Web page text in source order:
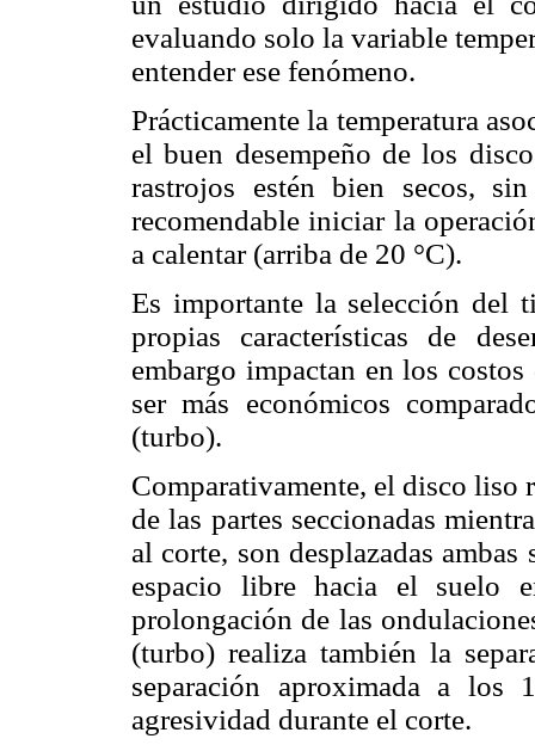
evaluando solo la variable
entender ese fenómeno.
Prácticamente la temperatura
el buen desempeño de los
rastrojos estén bien secos,
recomendable iniciar la
a calentar (arriba de 20 °C).
Es importante la selección del
propias características de
embargo impactan en los
ser más económicos
(turbo).
Comparativamente, el disco
de las partes seccionadas
al corte, son desplazadas
espacio libre hacia el suelo
prolongación de las
(turbo) realiza también la
separación aproximada a los
agresividad durante el corte.